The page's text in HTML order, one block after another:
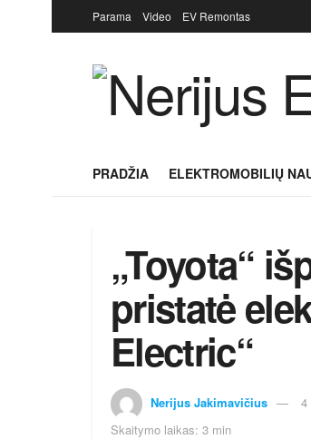
Parama Video EV Remontas
PRADŽIA ELEKTROMOBILIŲ
„Toyota“
pristatė
Electric“
Nerijus Jakimavičius 4
Skaitymo laikas: 3 min